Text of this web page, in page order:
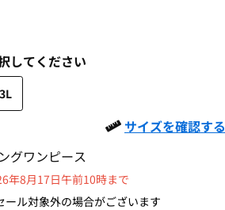
してください
3L
サイズを確認する
グワンピース
年8月17日午前10時まで
ル対象外の場合がございます